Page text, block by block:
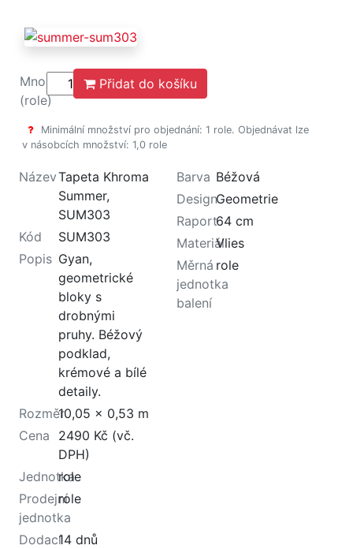
Množství
(role)
Přidat do košíku
Minimální množství pro objednání: 1 role. Objednávat lze
v násobcích množství: 1,0 role
NázevTapeta Khroma
Summer,
SUM303
Kód
SUM303
Popis Gyan,
geometrické
bloky s
drobnými
pruhy. Béžový
podklad,
krémové a bílé
detaily.
Rozměr10,05 x 0,53 m
Cena
2490 Kč (vč.
DPH)
Jednotka
role
Prodejní
jednotka
role
Dodací14 dnů
Barva Béžová
DesignGeometrie
Raport64 cm
MateriálVlies
Měrná
jednotka
balení
role